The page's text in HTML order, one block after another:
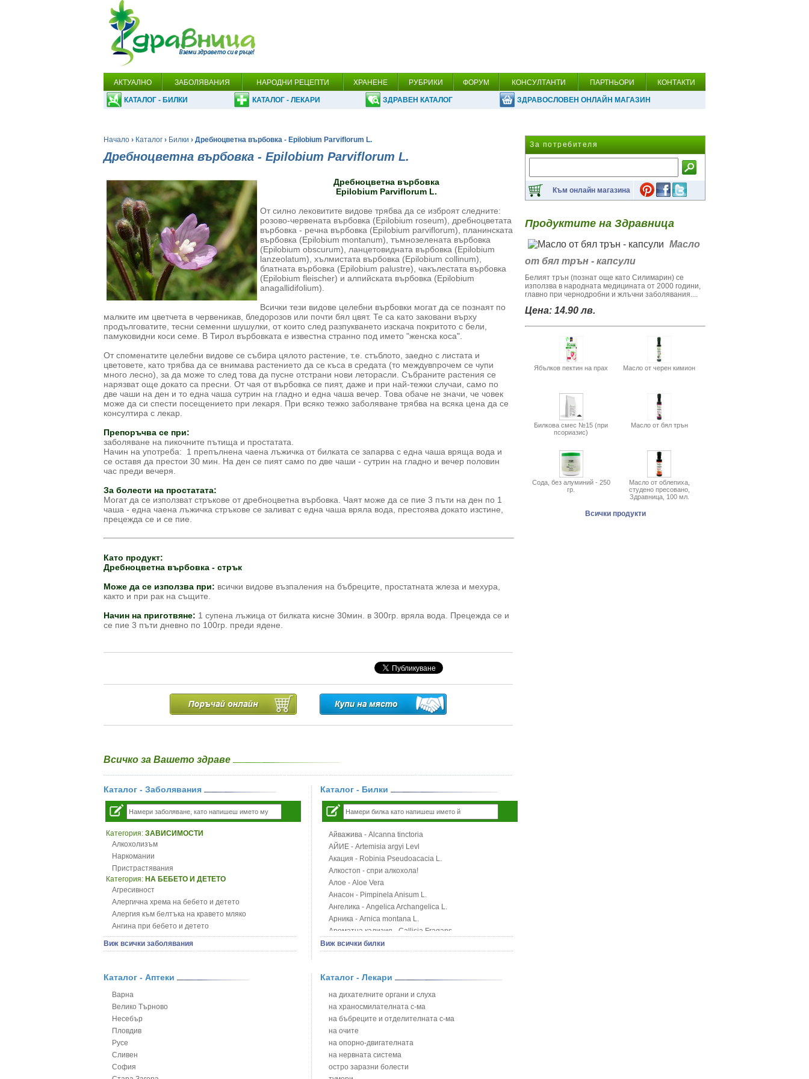
АКТУАЛНО ЗАБОЛЯВАНИЯ НАРОДНИ РЕЦЕПТИ ХРАНЕНЕ РУБРИКИ ФОРУМ КОНСУЛТАНТИ ПАРТНЬОРИ КОНТАКТИ
КАТАЛОГ - БИЛКИ КАТАЛОГ - ЛЕКАРИ ЗДРАВЕН КАТАЛОГ ЗДРАВОСЛОВЕН ОНЛАЙН МАГАЗИН
Начало › Каталог › Билки › Дребноцветна върбовка - Epilobium Parviflorum L.
Дребноцветна върбовка - Epilobium Parviflorum L.
Дребноцветна върбовка
Epilobium Parviflorum L.
От силно лековитите видове трябва да се изброят следните:
розово-червената върбовка (Epilobium roseum), дребноцветата
върбовка - речна върбовка (Epilobium parviflorum), планинската
върбовка (Epilobium montanum), тъмнозелената върбовка
(Epilobium obscurum), ланцетовидната върбовка (Epilobium
lanzeolatum), хълмистата върбовка (Epilobium collinum),
блатната върбовка (Epilobium palustre), чакълестата върбовка
(Epilobium fleischer) и алпийската върбовка (Epilobium
anagallidifolium).
Всички тези видове целебни върбовки могат да се познаят по
малките им цветчета в червеникав, бледорозов или почти бял цвят. Те са като заковани върху
продълговатите, тесни семенни шушулки, от които след разпукването изскача покритото с бели,
памуковидни коси семе. В Тирол върбовката е известна странно под името "женска коса".
От споменатите целебни видове се събира цялото растение, т.е. стъблото, заедно с листата и
цветовете, като трябва да се внимава растението да се къса в средата (то междувпрочем се чупи
много лесно), за да може то след това да пусне отстрани нови леторасли. Събраните растения се
нарязват още докато са пресни. От чая от върбовка се пият, даже и при най-тежки случаи, само по
две чаши на ден и то една чаша сутрин на гладно и една чаша вечер. Това обаче не значи, че човек
може да си спести посещението при лекаря. При всяко тежко заболяване трябва на всяка цена да се
консултира с лекар.
Препоръчва се при:
заболяване на пикочните пътища и простатата.
Начин на употреба: 1 препълнена чаена лъжичка от билката се запарва с една чаша вряща вода и
се оставя да престои 30 мин. На ден се пият само по две чаши - сутрин на гладно и вечер половин
час преди вечеря.
За болести на простатата:
Могат да се използват стръкове от дребноцветна върбовка. Чаят може да се пие 3 пъти на ден по 1
чаша - една чаена лъжичка стръкове се заливат с една чаша вряла вода, престоява докато изстине,
прецежда се и се пие.
Като продукт:
Дребноцветна върбовка - стрък
Може да се използва при: всички видове възпаления на бъбреците, простатната жлеза и мехура,
както и при рак на същите.
Начин на приготвяне: 1 супена лъжица от билката кисне 30мин. в 300гр. вряла вода. Прецежда се и
се пие 3 пъти дневно по 100гр. преди ядене.
Всичко за Вашето здраве
Каталог - Заболявания
Категория: ЗАВИСИМОСТИ
Алкохолизъм
Наркомании
Пристрастявания
Категория: НА БЕБЕТО И ДЕТЕТО
Агресивност
Алергична хрема на бебето и детето
Алергия към белтъка на кравето мляко
Ангина при бебето и детето
Анемия при бебето и детето
Апетит - пълни деца
Безапетитие при бебето и детето
Бронхит и пневмония при деца
Варицела
Висока температура на бебето и детето
Възпаление на ушите на бебето и детето
Глисти
Грижа за пъпа на новороденото
Грип при бебето и детето
Виж всички заболявания
Каталог - Билки
Айважива - Alcanna tinctoria
АЙИЕ - Artemisia argyi Levl
Акация - Robinia Pseudoacacia L.
Алкостоп - спри алкохола!
Алое - Aloe Vera
Анасон - Pimpinela Anisum L.
Ангелика - Angelica Archangelica L.
Арника - Arnica montana L.
Ароматна кализия - Callisia Fragans
Арония - Sorbus melanocorpa
Блатен аир - Acorus calamus L.
Блатен тъжник - Spirea ulmaria L.
Блян
Бобови шушулки - Phaseolus Vulgaris L.
Божур - Paeonia Decora
Борови връхчета - Pinus sylvestris
Босилек - Ocimum Basillicum
Брей - Tamus Communis
Брош - Rubia tinctorum L.
Виж всички билки
Каталог - Аптеки
Варна
Велико Търново
Несебър
Пловдив
Русе
Сливен
София
Каталог - Лекари
на дихателните органи и слуха
на храносмилателната с-ма
на бъбреците и отделителната с-ма
на очите
на опорно-двигателната
на нервната система
остро заразни болести
За потребителя
Към онлайн магазина
Продуктите на Здравница
Масло
от бял трън - капсули
Белият трън (познат още като Силимарин) се
използва в народната медицината от 2000 години,
главно при чернодробни и жлъчни заболявания....
Цена: 14.90 лв.
Ябълков пектин на прах Масло от черен кимион
Билкова смес №15 (при
псориазис)
Масло от бял трън
Сода, без алуминий - 250
гр.
Масло от облепиха,
студено пресовано,
Здравница, 100 мл.
Всички продукти